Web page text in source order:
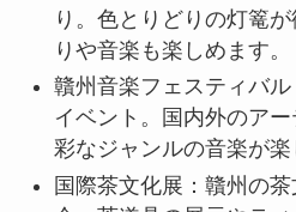
り。色とりどりの灯篭
りや音楽も楽しめます。
贛州音楽フェスティバ
イベント。国内外のア
彩なジャンルの音楽が楽
国際茶文化展：贛州の